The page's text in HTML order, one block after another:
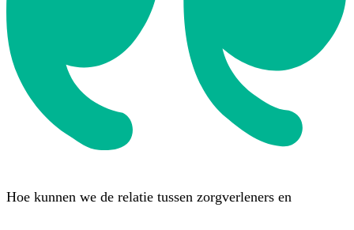
Hoe kunnen we de relatie tussen zorgverleners en